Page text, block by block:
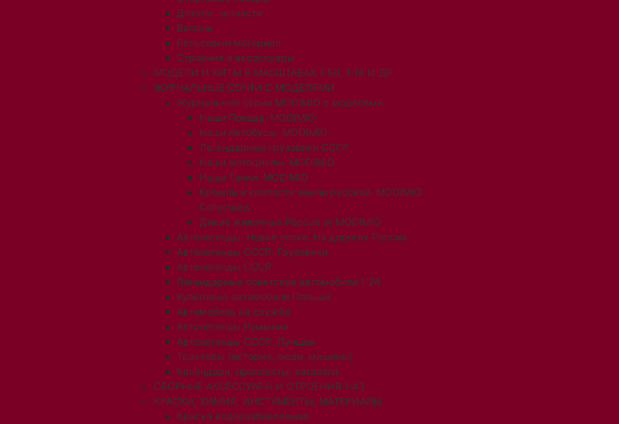
Детали, запчасти
Вагоны
Рельсовый материал
Строения и аксессуары
МОДЕЛИ И КИТЫ В МАСШТАБАХ 1:50, 1:18 И ДР.
ЖУРНАЛЬНЫЕ СЕРИИ С МОДЕЛЯМИ
Журнальные серии MODIMIO с моделями
Наши Поезда. MODIMIO
Наши Автобусы. MODIMIO
Легендарные грузовики СССР
Наши мотоциклы. MODIMIO
Наши Танки. MODIMIO
Кремли и крепости земли русской. MODIMIO
Collections
Дикие животные России от MODIMIO
Автолегенды. Новая эпоха. На дорогах России
Автолегенды СССР. Грузовики
Автолегенды СССР
Легендарные советские автомобили 1:24
Культовые автомобили Польши
Автомобиль на службе
Автолегенды Румынии
Автолегенды СССР. Лучшее
Тракторы (история, люди, машины)
Календари, проспекты, каталоги
СБОРНЫЕ АКСЕССУАРЫ И СТРОЕНИЯ 1:43
КРАСКИ, ХИМИЯ, ИНСТУМЕНТЫ, МАТЕРИАЛЫ
Краска водоразбавляемая